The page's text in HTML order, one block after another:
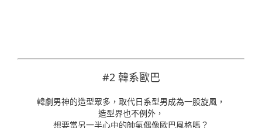
#2 韓系歐巴
韓劇男神的造型眾多，取代日系型男成為一股旋風，
造型界也不例外，
想要當另一半心中的帥氣偶像歐巴風格嗎？